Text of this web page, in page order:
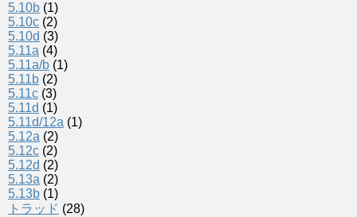
5.10b (1)
5.10c (2)
5.10d (3)
5.11a (4)
5.11a/b (1)
5.11b (2)
5.11c (3)
5.11d (1)
5.11d/12a (1)
5.12a (2)
5.12c (2)
5.12d (2)
5.13a (2)
5.13b (1)
トラッド (28)